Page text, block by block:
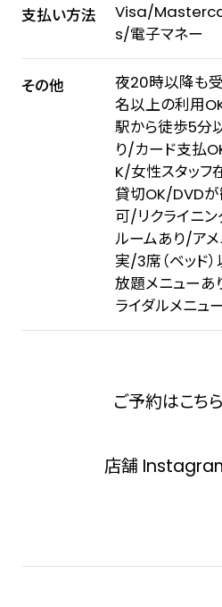
支払い方法
Visa/
s/電子マネー
その他
夜20時以降も
名以上の利用
駅から徒歩5分
り/カード支払
K/女性スタッ
貸切OK/DVD
可/リクライニン
ルームあり/ア
実/3席（ベッド
放題メニュー
ライダルメニュ
ご予約はこちら
店舗